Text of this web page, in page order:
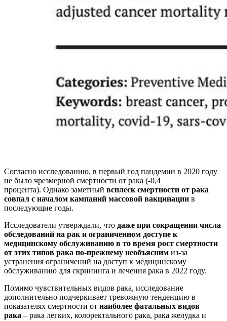
Согласно исследованию, в первый год пандемии в 2020 году
не было чрезмерной смертности от рака (-0,4
процента). Однако заметный всплеск смертности от рака
совпал с началом кампаний массовой вакцинации в
последующие годы.
Исследователи утверждали, что даже при сокращении числа
обследований на рак и ограниченном доступе к
медицинскому обслуживанию в то время рост смертности
от этих типов рака по-прежнему необъясним из-за
устранения ограничений на доступ к медицинскому
обслуживанию для скрининга и лечения рака в 2022 году.
Помимо чувствительных видов рака, исследование
дополнительно подчеркивает тревожную тенденцию в
показателях смертности от наиболее фатальных видов
рака – рака легких, колоректального рака, рака желудка и